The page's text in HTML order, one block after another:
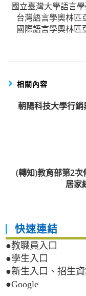
國立臺灣大學語言
台灣語言學奧林匹
國際語言學奧林匹
相關內容
朝陽科技大學行
(轉知)教育部第2
居家
快速連結
●教職員入口
●學生入口
●新生入口、招生
●Google